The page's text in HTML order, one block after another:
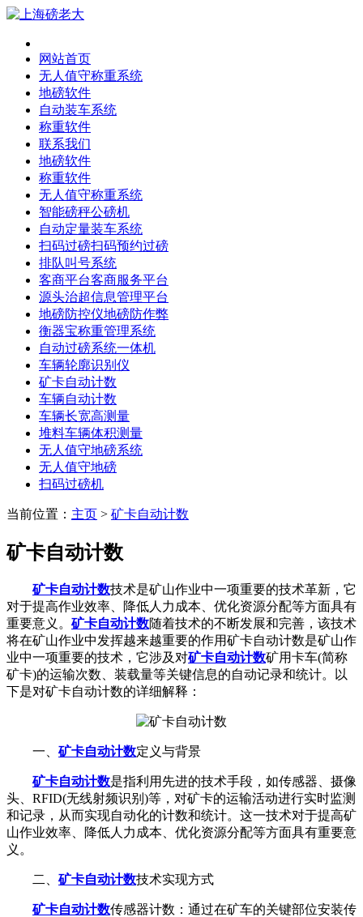
网站首页
无人值守称重系统
地磅软件
自动装车系统
称重软件
联系我们
地磅软件
称重软件
无人值守称重系统
智能磅秤公磅机
自动定量装车系统
扫码过磅扫码预约过磅
排队叫号系统
客商平台客商服务平台
源头治超信息管理平台
地磅防控仪地磅防作弊
衡器宝称重管理系统
自动过磅系统一体机
车辆轮廓识别仪
矿卡自动计数
车辆自动计数
车辆长宽高测量
堆料车辆体积测量
无人值守地磅系统
无人值守地磅
扫码过磅机
当前位置： 主页 > 矿卡自动计数
矿卡自动计数
矿卡自动计数技术是矿山作业中一项重要的技术革新，它
对于提高作业效率、降低人力成本、优化资源分配等方面具有
重要意义。 矿卡自动计数随着技术的不断发展和完善，该技术
将在矿山作业中发挥越来越重要的作用矿卡自动计数是矿山作
业中一项重要的技术，它涉及对矿卡自动计数矿用卡车(简称
矿卡)的运输次数、装载量等关键信息的自动记录和统计。以
下是对矿卡自动计数的详细解释：
一、 矿卡自动计数定义与背景
矿卡自动计数是指利用先进的技术手段，如传感器、摄像
头、RFID(无线射频识别)等，对矿卡的运输活动进行实时监测
和记录，从而实现自动化的计数和统计。这一技术对于提高矿
山作业效率、降低人力成本、优化资源分配等方面具有重要意
义。
二、 矿卡自动计数技术实现方式
矿卡自动计数传感器计数：通过在矿车的关键部位安装传